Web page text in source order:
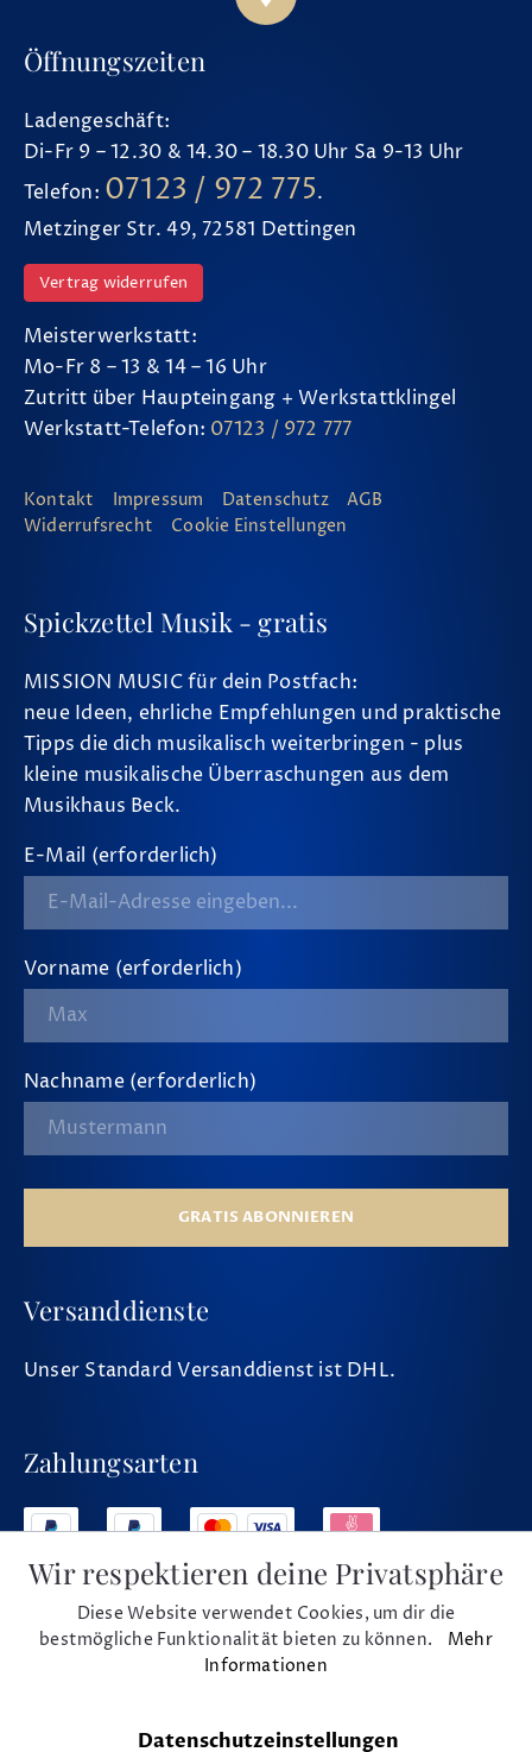
Öffnungszeiten
Ladengeschäft:
Di-Fr 9 – 12.30 & 14.30 – 18.30 Uhr Sa 9-13 Uhr
Telefon: 07123 / 972 775.
Metzinger Str. 49, 72581 Dettingen
Vertrag widerrufen
Meisterwerkstatt:
Mo-Fr 8 – 13 & 14 – 16 Uhr
Zutritt über Haupteingang + Werkstattklingel
Werkstatt-Telefon: 07123 / 972 777
Kontakt Impressum Datenschutz
AGB
Widerrufsrecht
Cookie Einstellungen
Spickzettel Musik - gratis
MISSION MUSIC für dein Postfach:
neue Ideen, ehrliche Empfehlungen und praktische
Tipps die dich musikalisch weiterbringen - plus
kleine musikalische Überraschungen aus dem
Musikhaus Beck.
E-Mail (erforderlich)
Vorname (erforderlich)
Nachname (erforderlich)
GRATIS ABONNIEREN
Versanddienste
Unser Standard Versanddienst ist DHL.
Zahlungsarten
Social Media
Wir respektieren deine Privatsphäre
Diese Website verwendet Cookies, um dir die
bestmögliche Funktionalität bieten zu können. Mehr
Informationen
Datenschutzeinstellungen